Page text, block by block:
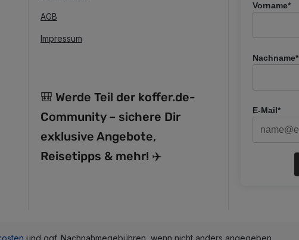
AGB
Impressum
🎒 Werde Teil der koffer.de-
Community – sichere Dir
exklusive Angebote,
Reisetipps & mehr! ✈️
Vorname*
Nachname*
E-Mail*
und ggf. Nachnahmegebühren, wenn nicht anders angegeben.